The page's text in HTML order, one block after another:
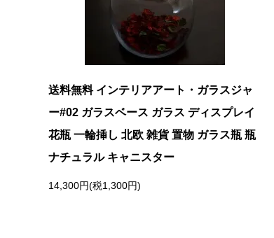
送料無料 インテリアアート・ガラスジャ
ー#02 ガラスベース ガラス ディスプレイ
花瓶 一輪挿し 北欧 雑貨 置物 ガラス瓶 瓶
ナチュラル キャニスター
14,300円(税1,300円)